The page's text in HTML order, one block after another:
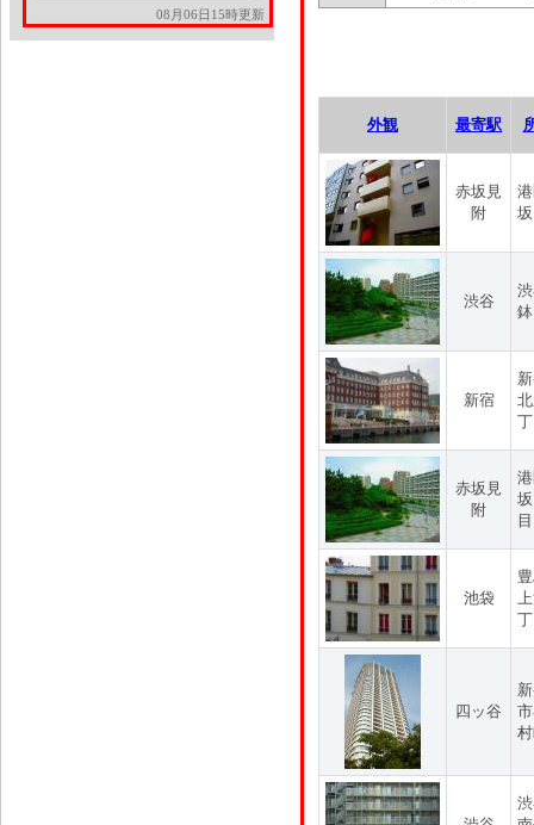
08月06日15時更新
外観 最寄駅
赤坂見
附
渋谷
新宿
赤坂見
附
目
池袋
四ッ谷